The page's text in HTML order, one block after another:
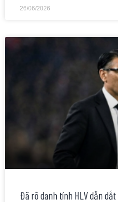
26/06/2026
Đã rõ danh tính HLV dẫn